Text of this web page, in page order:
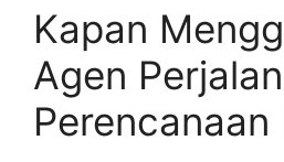
Kapan
Agen
Perencanaan